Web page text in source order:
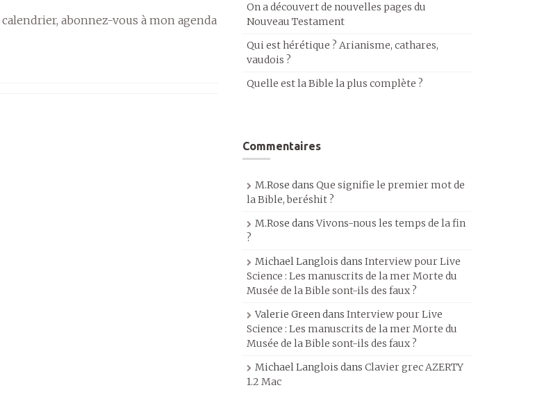
abonnez-vous à mon agenda
On a découvert de nouvelles pages du
Nouveau Testament
Qui est hérétique ? Arianisme, cathares,
vaudois ?
Quelle est la Bible la plus complète ?
Commentaires
M.Rose dans Que signifie le premier mot de
la Bible, beréshit ?
M.Rose dansVivons-nous les temps de la fin
?
Michael Langlois dans Interview pour Live
Science : Les manuscrits de la mer Morte du
Musée de la Bible sont-ils des faux ?
Valerie Greendans Interview pour Live
Science : Les manuscrits de la mer Morte du
Musée de la Bible sont-ils des faux ?
Michael Langlois dans Clavier grec AZERTY
1.2 Mac